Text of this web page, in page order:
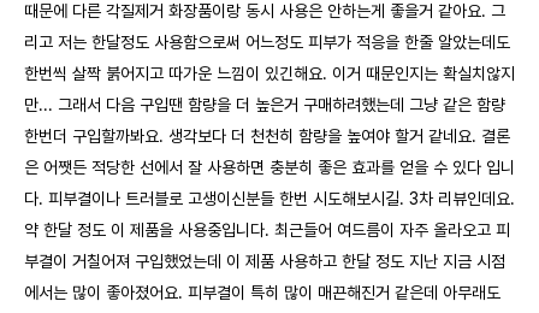
때문에 다른 각질제거 화장품이랑 동시 사용은 안하는게 좋을거 같아요. 그
리고 저는 한달정도 사용함으로써 어느정도 피부가 적응을 한줄 알았는데도
한번씩 살짝 붉어지고 따가운 느낌이 있긴해요. 이거 때문인지는 확실치않지
만... 그래서 다음 구입땐 함량을 더 높은거 구매하려했는데 그냥 같은 함량
한번더 구입할까봐요. 생각보다 더 천천히 함량을 높여야 할거 같네요. 결론
은 어쨋든 적당한 선에서 잘 사용하면 충분히 좋은 효과를 얻을 수 있다 입니
다. 피부결이나 트러블로 고생이신분들 한번 시도해보시길. 3차 리뷰인데요.
약 한달 정도 이 제품을 사용중입니다. 최근들어 여드름이 자주 올라오고 피
부결이 거칠어져 구입했었는데 이 제품 사용하고 한달 정도 지난 지금 시점
에서는 많이 좋아졌어요. 피부결이 특히 많이 매끈해진거 같은데 아무래도